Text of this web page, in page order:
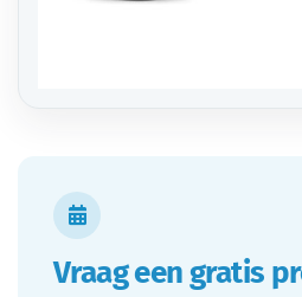

Vraag een gratis